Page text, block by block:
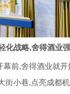
化战略,舍得酒业
幕前,舍得酒业就
街小巷,点亮成都